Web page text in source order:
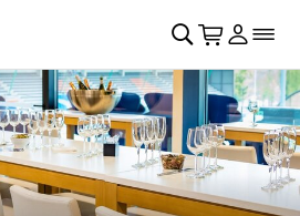
􀊫 Cart
􀍩 Se
􀉩􀌇